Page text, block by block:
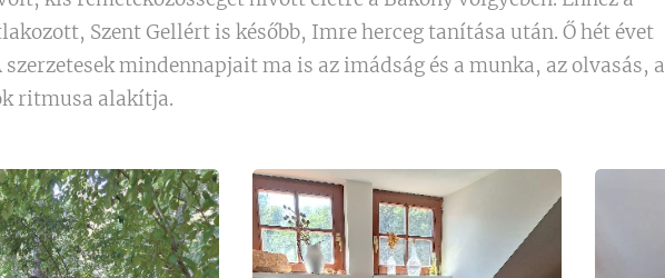
Szent Gellért is később, Imre herceg tanítása után. Ő hét évet
mindennapjait ma is az imádság és a munka, az olvasás, a
ritmusa alakítja.